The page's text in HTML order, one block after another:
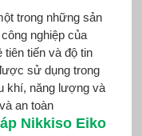
trong những sản
nghiệp của
tiến và độ tin
sử dụng trong
khí, năng lượng và
an toàn
Nikkiso Eiko